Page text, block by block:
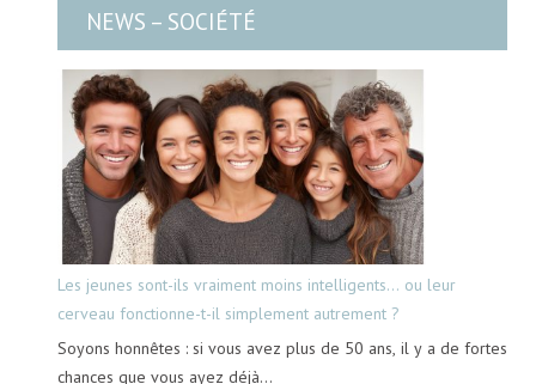
NEWS – SOCIÉTÉ
Les jeunes sont-ils vraiment moins intelligents… ou leur
cerveau fonctionne-t-il simplement autrement ?
Soyons honnêtes : si vous avez plus de 50 ans, il y a de fortes
chances que vous ayez déjà…